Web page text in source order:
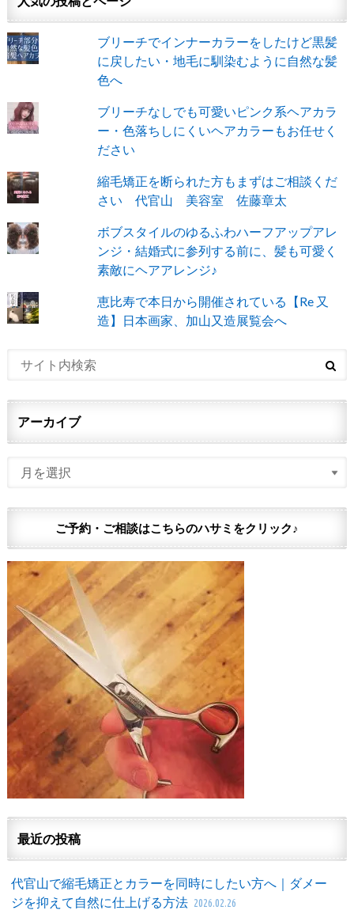
ブリーチでインナーカラーをしたけど黒髪
に戻したい・地毛に馴染むように自然な髪
色へ
ブリーチなしでも可愛いピンク系ヘアカラ
ー・色落ちしにくいヘアカラーもお任せく
ださい
縮毛矯正を断られた方もまずはご相談くだ
さい 代官山 美容室 佐藤章太
ボブスタイルのゆるふわハーフアップアレ
ンジ・結婚式に参列する前に、髪も可愛く
素敵にヘアアレンジ♪
恵比寿で本日から開催されている【Re 又
造】日本画家、加山又造展覧会へ
アーカイブ
ご予約・ご相談はこちらのハサミをクリック♪
最近の投稿
代官山で縮毛矯正とカラーを同時にしたい方へ｜ダメー
ジを抑えて自然に仕上げる方法 2026.02.26